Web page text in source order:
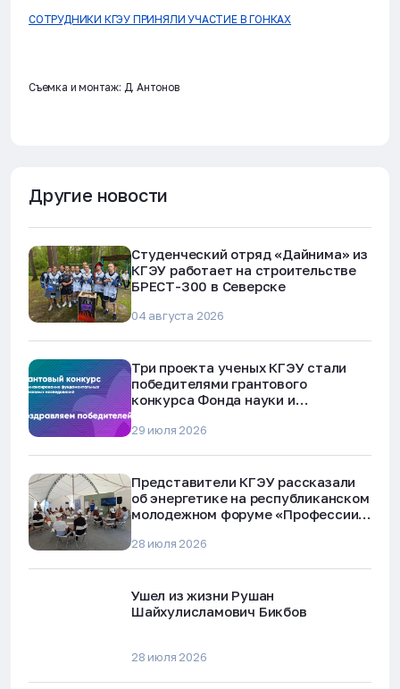
СОТРУДНИКИ КГЭУ ПРИНЯЛИ УЧАСТИЕ В ГОНКАХ
Съемка и монтаж: Д. Антонов
Другие новости
Студенческий отряд «Дайнима» из
КГЭУ работает на строительстве
БРЕСТ-300 в Северске
04 августа 2026
Три проекта ученых КГЭУ стали
победителями грантового
конкурса Фонда науки и
29 июля 2026
Представители КГЭУ рассказали
об энергетике на республиканском
молодежном форуме «Профессии
28 июля 2026
Ушел из жизни Рушан
Шайхулисламович Бикбов
28 июля 2026